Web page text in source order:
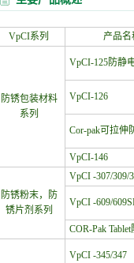
VpCI系列 产品名
防锈包装材料
系列
VpCI-125防静
VpCI-126
Cor-pak可拉伸
VpCI-146
防锈粉末，防
锈片剂系列
VpCI -307/309/
VpCI -609/
COR-Pak
VpCI -345/347